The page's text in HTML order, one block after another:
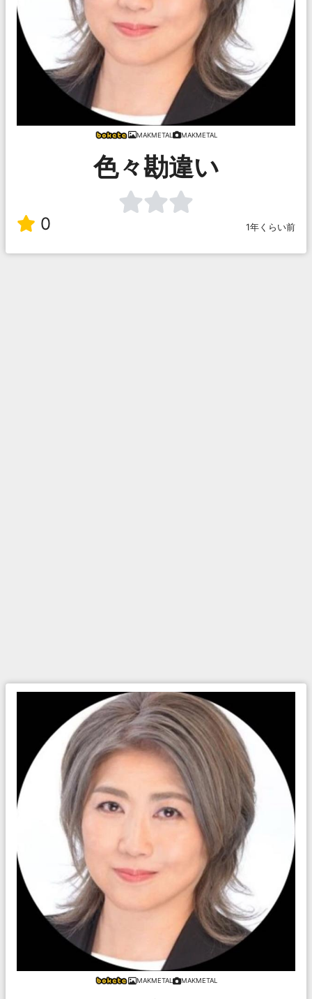
MAKMETAL MAKMETAL
色々勘違い
0 1年くらい前
MAKMETAL MAKMETAL